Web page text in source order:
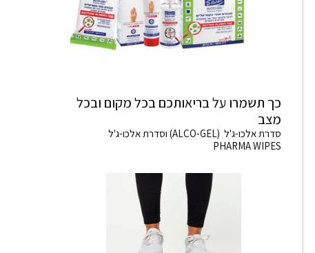
כך תשמרו על בריאותכם בכל מקום ובכל
מצב
סדרת אלכו-ג'ל (ALCO-GEL) וסדרת אלכו-ג'ל
PHARMA WIPES